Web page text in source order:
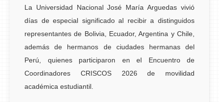
La Universidad Nacional José María Arguedas vivió
días de especial significado al recibir a distinguidos
representantes de Bolivia, Ecuador, Argentina y Chile,
además de hermanos de ciudades hermanas del
Perú, quienes participaron en el Encuentro de
Coordinadores CRISCOS 2026 de movilidad
académica estudiantil.